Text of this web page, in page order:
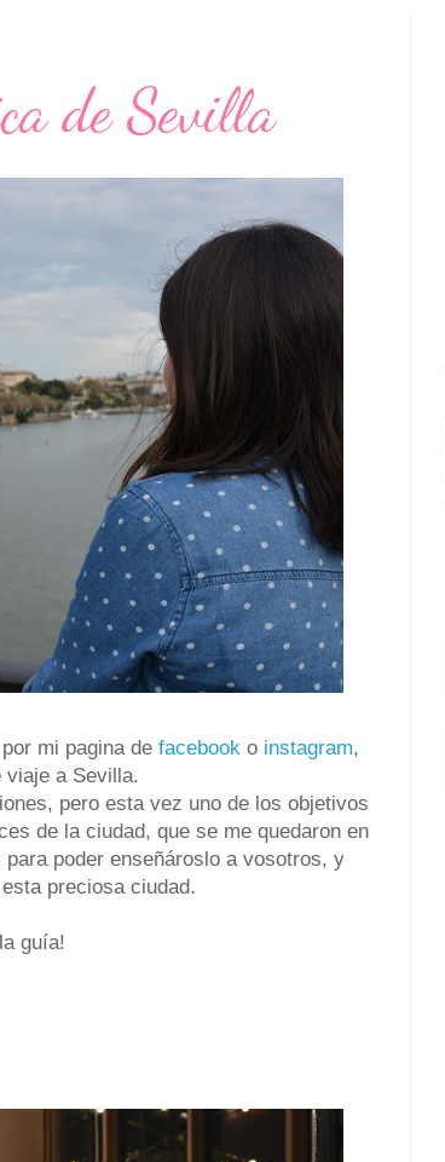
de Sevilla
mi pagina de facebook o instagram,
viaje a Sevilla.
pero esta vez uno de los objetivos
de la ciudad, que se me quedaron en
poder enseñároslo a vosotros, y
preciosa ciudad.
guía!